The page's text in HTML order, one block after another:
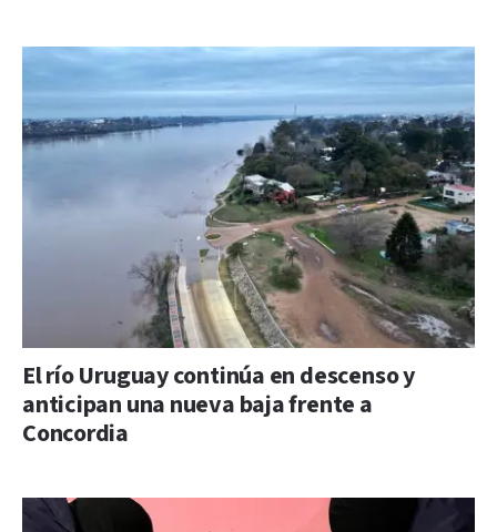
El río Uruguay continúa en descenso y
anticipan una nueva baja frente a
Concordia